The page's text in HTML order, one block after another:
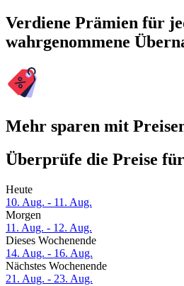
Verdiene Prämien für
wahrgenommene
Mehr sparen mit
Überprüfe die Preise
Heute
10. Aug. - 11. Aug.
Morgen
11. Aug. - 12. Aug.
Dieses Wochenende
14. Aug. - 16. Aug.
Nächstes Wochenende
21. Aug. - 23. Aug.